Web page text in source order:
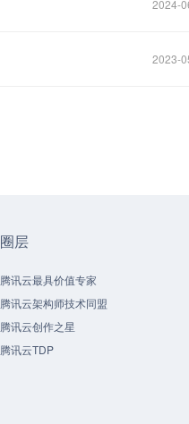
2024-
2023-
圈层
腾讯云最具价值专家
腾讯云架构师技术同盟
腾讯云创作之星
腾讯云TDP